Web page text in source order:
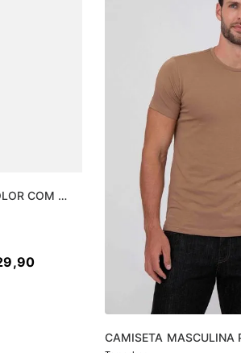
COM
,90
CAMISETA MASCULINA